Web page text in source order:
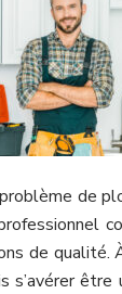
de
de qualité.
s’avérer